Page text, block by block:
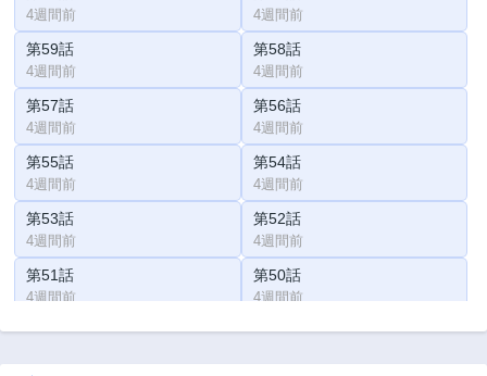
4週間前 4週間前
第59話
4週間前
第58話
4週間前
第57話
4週間前
第56話
4週間前
第55話
4週間前
第54話
4週間前
第53話
4週間前
第52話
4週間前
第51話
4週間前
第50話
4週間前
第49話 第48話